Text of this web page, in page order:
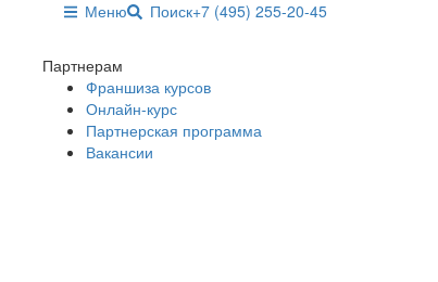
+7 (495) 255-20-45
Поиск
Меню
Партнерам
Франшиза курсов
Онлайн-курс
Партнерская программа
Вакансии